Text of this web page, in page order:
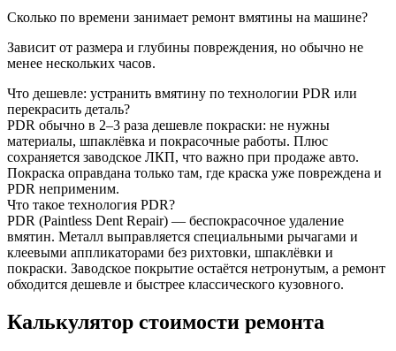
Сколько по времени занимает ремонт вмятины на машине?
Зависит от размера и глубины повреждения, но обычно не
менее нескольких часов.
Что дешевле: устранить вмятину по технологии PDR или
перекрасить деталь?
PDR обычно в 2–3 раза дешевле покраски: не нужны
материалы, шпаклёвка и покрасочные работы. Плюс
сохраняется заводское ЛКП, что важно при продаже авто.
Покраска оправдана только там, где краска уже повреждена и
PDR неприменим.
Что такое технология PDR?
PDR (Paintless Dent Repair) — беспокрасочное удаление
вмятин. Металл выправляется специальными рычагами и
клеевыми аппликаторами без рихтовки, шпаклёвки и
покраски. Заводское покрытие остаётся нетронутым, а ремонт
обходится дешевле и быстрее классического кузовного.
Калькулятор стоимости ремонта